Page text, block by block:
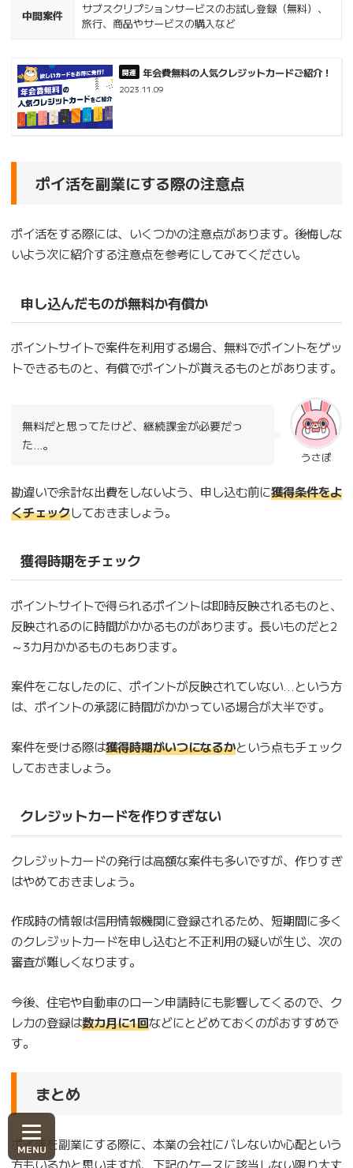
中間案件
サブスクリプションサービスのお試し登録（無料）、
旅行、商品やサービスの購入など
年会費無料の人気クレジットカードご紹介！
2023.11.09
ポイ活を副業にする際の注意点
ポイ活をする際には、いくつかの注意点があります。後悔しな
いよう次に紹介する注意点を参考にしてみてください。
申し込んだものが無料か有償か
ポイントサイトで案件を利用する場合、無料でポイントをゲッ
トできるものと、有償でポイントが貰えるものとがあります。
うさぽ
無料だと思ってたけど、継続課金が必要だっ
た…。
勘違いで余計な出費をしないよう、申し込む前に獲得条件をよ
くチェックしておきましょう。
獲得時期をチェック
ポイントサイトで得られるポイントは即時反映されるものと、
反映されるのに時間がかかるものがあります。長いものだと2
～3カ月かかるものもあります。
案件をこなしたのに、ポイントが反映されていない…という方
は、ポイントの承認に時間がかかっている場合が大半です。
案件を受ける際は獲得時期がいつになるかという点もチェック
しておきましょう。
クレジットカードを作りすぎない
クレジットカードの発行は高額な案件も多いですが、作りすぎ
はやめておきましょう。
作成時の情報は信用情報機関に登録されるため、短期間に多く
のクレジットカードを申し込むと不正利用の疑いが生じ、次の
審査が難しくなります。
今後、住宅や自動車のローン申請時にも影響してくるので、ク
レカの登録は数カ月に1回などにとどめておくのがおすすめで
す。
まとめ
ポイ活を副業にする際に、本業の会社にバレないか心配という
方もいるかと思いますが、下記のケースに該当しない限り大丈